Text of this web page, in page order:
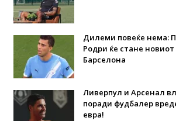
Дилеми повеќе нема:
Родри ќе стане
Барселона
Ливерпул и Арсенал
поради фудбалер
евра!